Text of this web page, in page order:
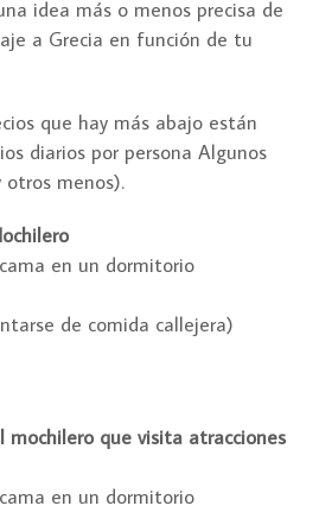
idea más o menos precisa de
a Grecia en función de tu
que hay más abajo están
diarios por persona Algunos
otros menos).
en un dormitorio
de comida callejera)
mochilero que visita atracciones
en un dormitorio